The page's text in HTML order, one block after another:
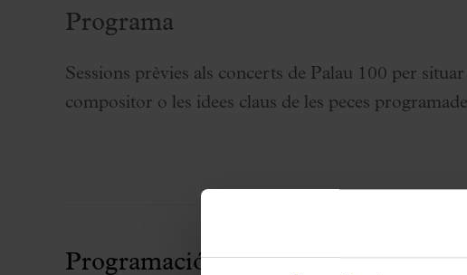
Descomptes i promocions
Programes de mà
Condicions i normativa
Programa
Sessions prèvies als concerts de Palau 100 per
compositor o les idees claus de les peces
Programació relacionada